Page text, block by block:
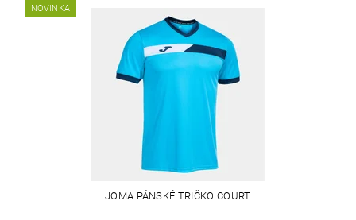
NOVINKA
JOMA PÁNSKÉ TRIČKO COURT